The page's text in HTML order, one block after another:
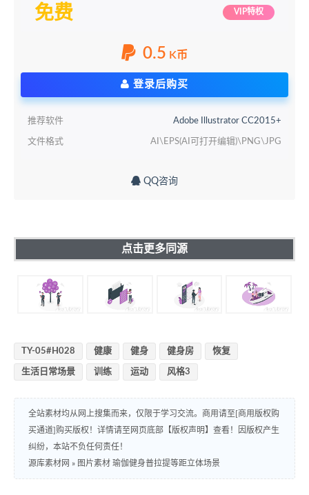
免费 VIP特权
0.5 K币
登录后购买
推荐软件 Adobe Illustrator CC2015+
文件格式 AI\EPS(AI可打开编辑)\PNG\JPG
QQ咨询
点击更多同源
TY-05#H028 健康 健身 健身房 恢复
生活日常场景 训练 运动 风格3
全站素材均从网上搜集而来，仅限于学习交流。商用请至[商用版权购
买通道]购买版权！详情请至网页底部【版权声明】查看！因版权产生
纠纷，本站不负任何责任！
源库素材网 » 图片素材 瑜伽健身普拉提等距立体场景